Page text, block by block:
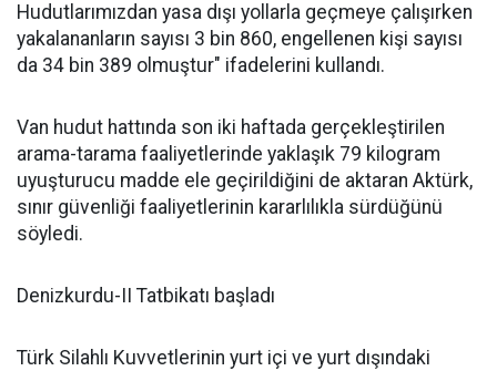
Hudutlarımızdan yasa dışı yollarla geçmeye çalışırken
yakalananların sayısı 3 bin 860, engellenen kişi sayısı
da 34 bin 389 olmuştur" ifadelerini kullandı.
Van hudut hattında son iki haftada gerçekleştirilen
arama-tarama faaliyetlerinde yaklaşık 79 kilogram
uyuşturucu madde ele geçirildiğini de aktaran Aktürk,
sınır güvenliği faaliyetlerinin kararlılıkla sürdüğünü
söyledi.
Denizkurdu-II Tatbikatı başladı
Türk Silahlı Kuvvetlerinin yurt içi ve yurt dışındaki